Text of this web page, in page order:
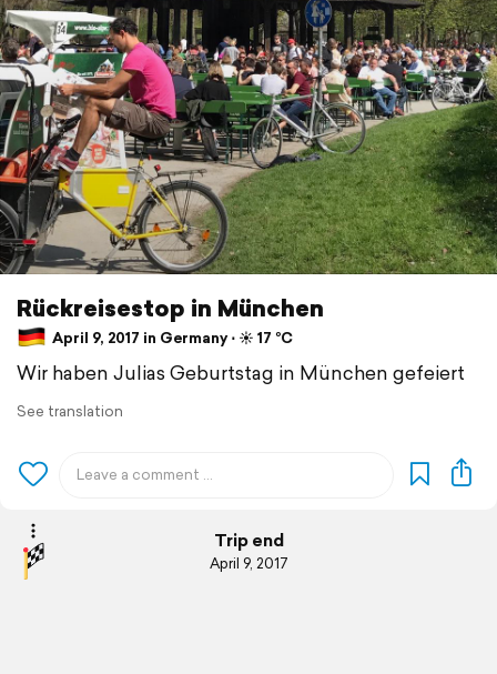
Rückreisestop in München
April 9, 2017 in Germany ⋅ ☀️ 17 °C
Wir haben Julias Geburtstag in München gefeiert
See translation
Trip end
April 9, 2017